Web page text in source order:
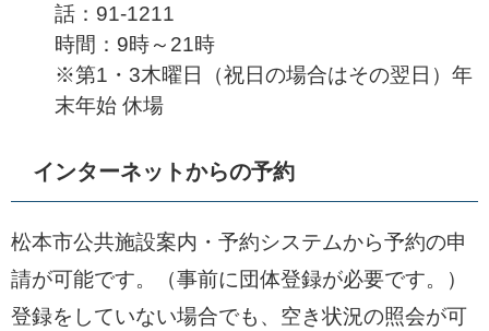
話：91-1211
時間：9時～21時
※第1・3木曜日（祝日の場合はその翌日）年
末年始 休場
インターネットからの予約
松本市公共施設案内・予約システムから予約の申
請が可能です。（事前に団体登録が必要です。）
登録をしていない場合でも、空き状況の照会が可